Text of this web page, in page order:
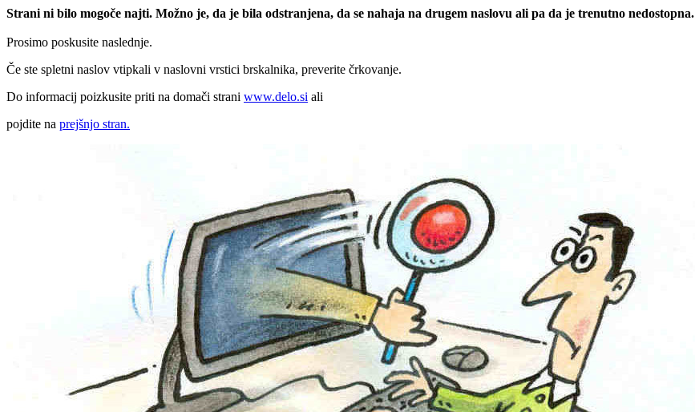
Strani ni bilo mogoče najti. Možno je, da je bila odstranjena, da se nahaja na drugem naslovu ali pa da je trenutno nedostopna.
Prosimo poskusite naslednje.
Če ste spletni naslov vtipkali v naslovni vrstici brskalnika, preverite črkovanje.
Do informacij poizkusite priti na domači strani www.delo.si ali
pojdite na prejšnjo stran.